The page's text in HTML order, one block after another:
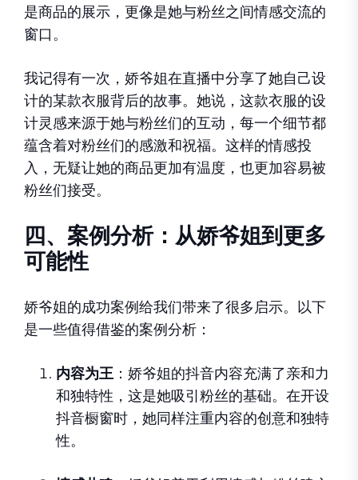
是商品的展示，更像是她与粉丝之间情感交流的
窗口。
我记得有一次，娇爷姐在直播中分享了她自己设
计的某款衣服背后的故事。她说，这款衣服的设
计灵感来源于她与粉丝们的互动，每一个细节都
蕴含着对粉丝们的感激和祝福。这样的情感投
入，无疑让她的商品更加有温度，也更加容易被
粉丝们接受。
四、案例分析：从娇爷姐到更多
可能性
娇爷姐的成功案例给我们带来了很多启示。以下
是一些值得借鉴的案例分析：
内容为王 ：娇爷姐的抖音内容充满了亲和力
和独特性，这是她吸引粉丝的基础。在开设
抖音橱窗时，她同样注重内容的创意和独特
性。